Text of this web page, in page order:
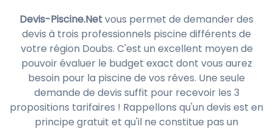
Devis-Piscine.Netvous permet de demander des
devis à trois professionnels piscine différents de
votre région Doubs. C'est un excellent moyen de
pouvoir évaluer le budget exact dont vous aurez
besoin pour la piscine de vos rêves. Une seule
demande de devis suffit pour recevoir les 3
propositions tarifaires ! Rappellons qu'un devis est en
principe gratuit et qu'il ne constitue pas un